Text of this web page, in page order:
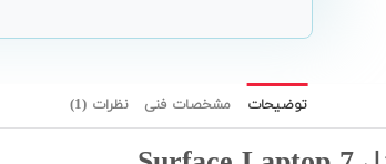
توضیحات مشخصات فنی نظرات (1)